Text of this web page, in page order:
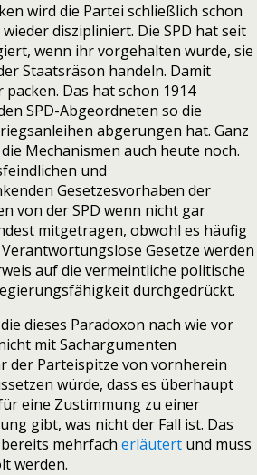
wird die Partei schließlich schon
diszipliniert. Die SPD hat seit
wenn ihr vorgehalten wurde, sie
Staatsräson handeln. Damit
Das hat schon 1914
SPD-Abgeordneten so die
abgerungen hat. Ganz
Mechanismen auch heute noch.
und
Gesetzesvorhaben der
von der SPD wenn nicht gar
mitgetragen, obwohl es häufig
Gesetze werden
auf die vermeintliche politische
durchgedrückt.
dieses Paradoxon nach wie vor
mit Sachargumenten
der Parteispitze von vornherein
würde, dass es überhaupt
eine Zustimmung zu einer
gibt, was nicht der Fall ist. Das
mehrfach erläutert und muss
werden.